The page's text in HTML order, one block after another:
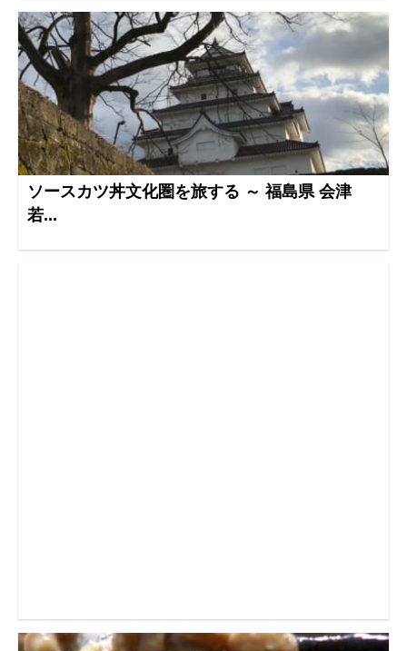
ソースカツ丼文化圏を旅する ～ 福島県 会津
若...